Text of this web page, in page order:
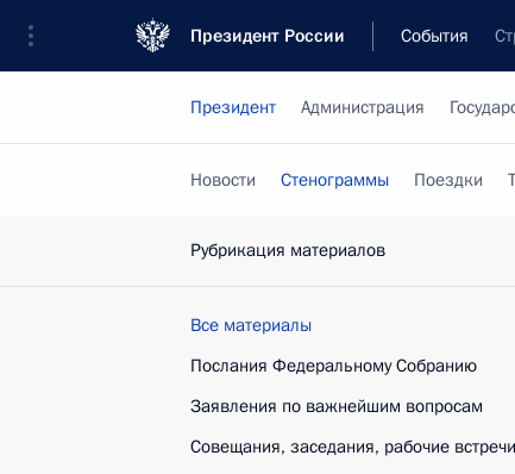
Президент России События
Президент Администрация
Новости Стенограммы Поездки
Рубрикация материалов
Все материалы
Послания Федеральному Собранию
Заявления по важнейшим вопросам
Совещания, заседания, рабочие встречи